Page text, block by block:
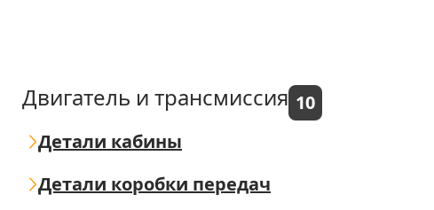
Двигатель и трансмиссия 10
Детали кабины
Детали коробки передач